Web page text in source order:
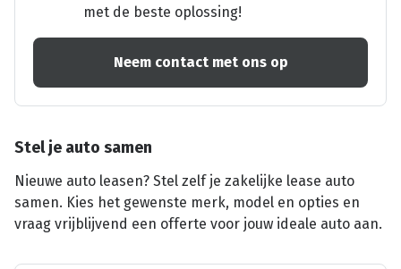
met de beste oplossing!
Neem contact met ons op
Stel je auto samen
Nieuwe auto leasen? Stel zelf je zakelijke lease auto
samen. Kies het gewenste merk, model en opties en
vraag vrijblijvend een offerte voor jouw ideale auto aan.